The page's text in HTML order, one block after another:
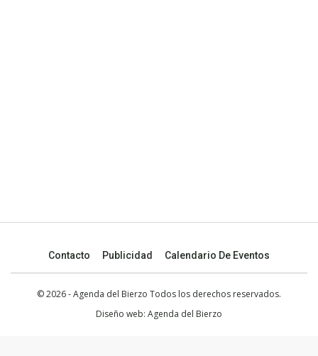
Contacto Publicidad Calendario De Eventos
© 2026 - Agenda del Bierzo Todos los derechos reservados.
Diseño web: Agenda del Bierzo